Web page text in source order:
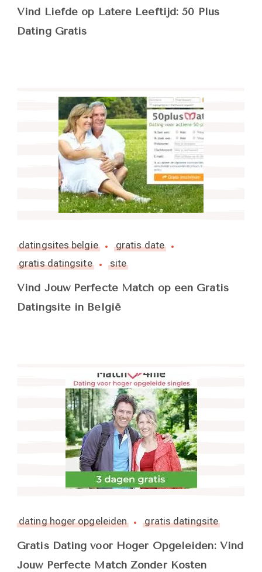
Vind Liefde op Latere Leeftijd: 50 Plus
Dating Gratis
datingsites belgie
gratis date
gratis datingsite
site
Vind Jouw Perfecte Match op een Gratis
Datingsite in België
dating hoger opgeleiden gratis datingsite
Gratis Dating voor Hoger Opgeleiden: Vind
Jouw Perfecte Match Zonder Kosten